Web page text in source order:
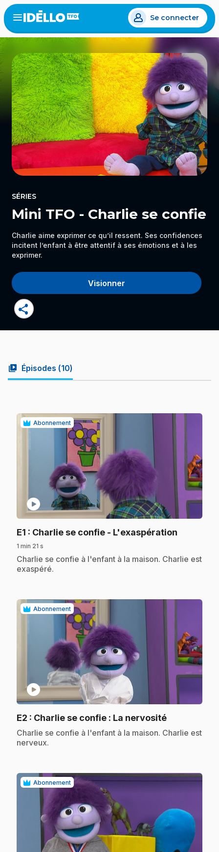
Aller
au
contenu
principal
Open
menu
Se connecter
SÉRIES
Mini TFO - Charlie se confie
Charlie aime exprimer ce qu’il ressent. Ses confidences
incitent l’enfant à être attentif à ses émotions et à les
exprimer.
Visionner
share
video_library Épisodes (10)
Abonnement
play_circle
E1 : Charlie se confie - L'exaspération
1 min 21 s
.Charlie se confie à l'enfant à la maison. Charlie est
exaspéré.
Abonnement
play_circle
E2 : Charlie se confie : La nervosité.
.Charlie se confie à l'enfant à la maison. Charlie est
nerveux.
Abonnement